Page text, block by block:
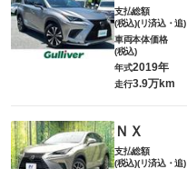
支払総額
(税込)(リ済込・追)
車両本体価格
(税込)
年式2019年
走行3.9万km
ＮＸ
支払総額
(税込)(リ済込・追)